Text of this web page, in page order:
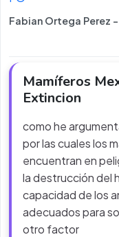
Fabian Ortega Perez
Mamíferos
Extincion
como he
por las cuales los
encuentran en
la destrucción del
capacidad de los
adecuados para
otro factor